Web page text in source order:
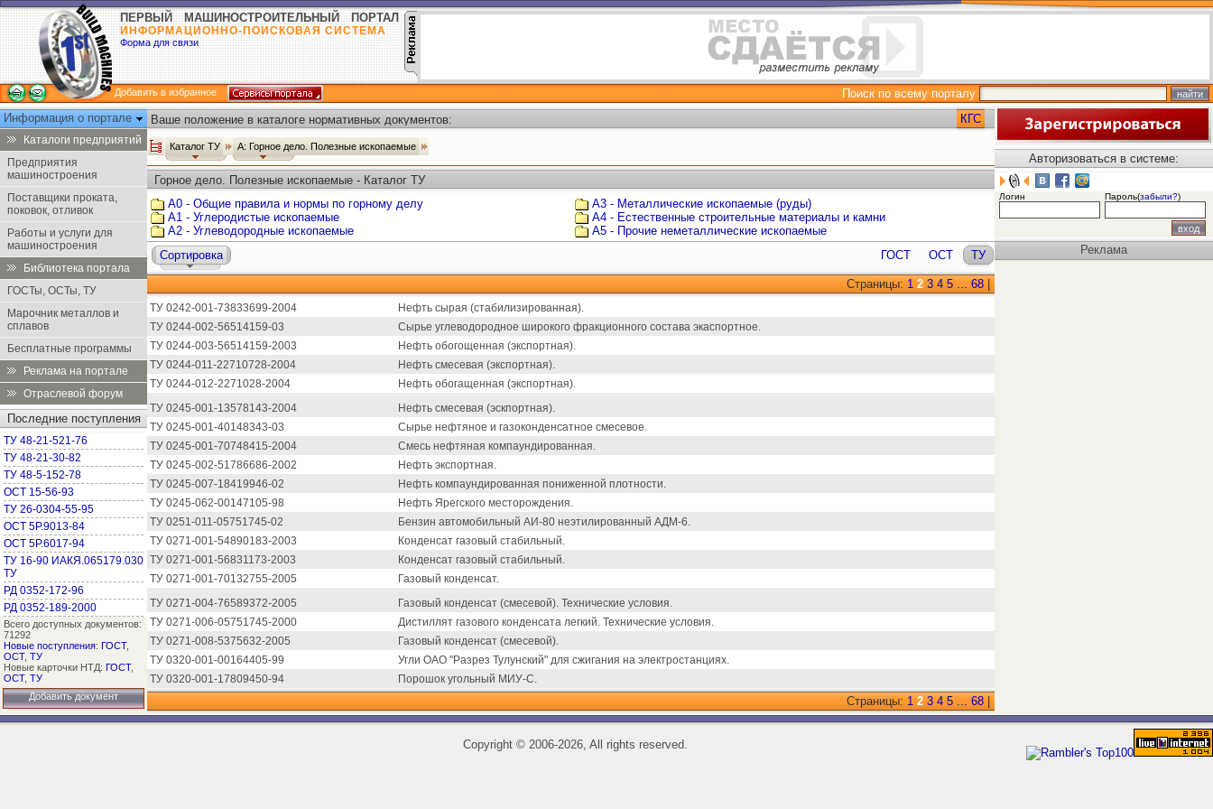
ПЕРВЫЙ МАШИНОСТРОИТЕЛЬНЫЙ ПОРТАЛ
ИНФОРМАЦИОННО-ПОИСКОВАЯ СИСТЕМА
Форма для связи
Добавить в избранное
Поиск по всему порталу
Информация о портале
Каталоги предприятий
Предприятия
машиностроения
Поставщики проката,
поковок, отливок
Работы и услуги для
машиностроения
Библиотека портала
ГОСТы, ОСТы, ТУ
Марочник металлов и
сплавов
Бесплатные программы
Реклама на портале
Отраслевой форум
Последние поступления
ТУ 48-21-521-76
ТУ 48-21-30-82
ТУ 48-5-152-78
ОСТ 15-56-93
ТУ 26-0304-55-95
ОСТ 5Р.9013-84
ОСТ 5Р.6017-94
ТУ 16-90 ИАКЯ.065179.030
ТУ
РД 0352-172-96
РД 0352-189-2000
Всего доступных документов:
71292
Новые поступления: ГОСТ,
ОСТ, ТУ
Новые карточки НТД: ГОСТ,
ОСТ, ТУ
Добавить документ
Ваше положение в каталоге нормативных документов: КГС
Каталог ТУ А: Горное дело. Полезные ископаемые
Горное дело. Полезные ископаемые - Каталог ТУ
А0 - Общие правила и нормы по горному делу
А1 - Углеродистые ископаемые
А2 - Углеводородные ископаемые
А3 - Металлические ископаемые (руды)
А4 - Естественные строительные материалы и камни
А5 - Прочие неметаллические ископаемые
Сортировка
ГОСТ ОСТ ТУ
Страницы: 1 2 3 4 5 ... 68
ТУ 0242-001-73833699-2004
Нефть сырая (стабилизированная).
ТУ 0244-002-56514159-03
Сырье углеводородное широкого фракционного состава экаспортное.
ТУ 0244-003-56514159-2003
Нефть обогощенная (экспортная).
ТУ 0244-011-22710728-2004
Нефть смесевая (экспортная).
ТУ 0244-012-2271028-2004
Нефть обогащенная (экспортная).
ТУ 0245-001-13578143-2004
Нефть смесевая (эскпортная).
ТУ 0245-001-40148343-03
Сырье нефтяное и газоконденсатное смесевое.
ТУ 0245-001-70748415-2004
Смесь нефтяная компаундированная.
ТУ 0245-002-51786686-2002
Нефть экспортная.
ТУ 0245-007-18419946-02
Нефть компаундированная пониженной плотности.
ТУ 0245-062-00147105-98
Нефть Ярегского месторождения.
ТУ 0251-011-05751745-02
Бензин автомобильный АИ-80 неэтилированный АДМ-6.
ТУ 0271-001-54890183-2003
Конденсат газовый стабильный.
ТУ 0271-001-56831173-2003
Конденсат газовый стабильный.
ТУ 0271-001-70132755-2005
Газовый конденсат.
ТУ 0271-004-76589372-2005
Газовый конденсат (смесевой). Технические условия.
ТУ 0271-006-05751745-2000
Дистиллят газового конденсата легкий. Технические условия.
ТУ 0271-008-5375632-2005
Газовый конденсат (смесевой).
ТУ 0320-001-00164405-99
Угли ОАО "Разрез Тулунский" для сжигания на электростанциях.
ТУ 0320-001-17809450-94
Порошок угольный МИУ-С.
Страницы: 1 2 3 4 5 ... 68
Авторизоваться в системе:
Логин Пароль(забыли?)
Реклама
Copyright ©2006-2026, All rights reserved.